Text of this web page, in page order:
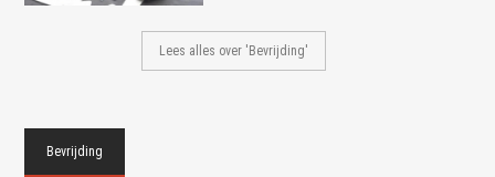
Lees alles over 'Bevrijding'
Bevrijding